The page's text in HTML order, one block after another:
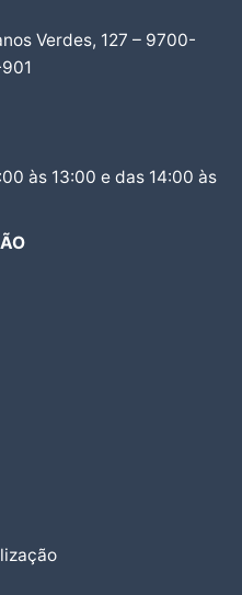
Verdes, 127 – 9700-
às 13:00 e das 14:00 às